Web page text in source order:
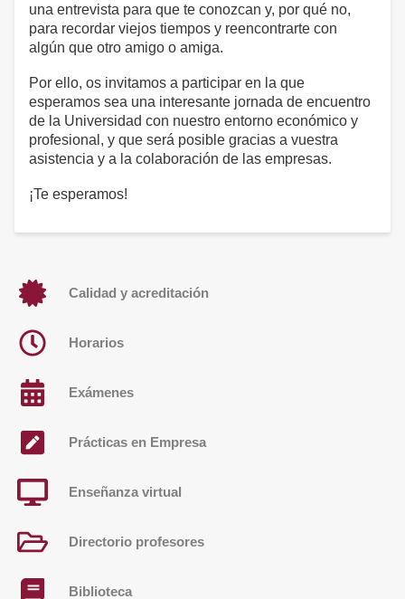
una entrevista para que te conozcan y, por qué no,
para recordar viejos tiempos y reencontrarte con
algún que otro amigo o amiga.
Por ello, os invitamos a participar en la que
esperamos sea una interesante jornada de encuentro
de la Universidad con nuestro entorno económico y
profesional, y que será posible gracias a vuestra
asistencia y a la colaboración de las empresas.
¡Te esperamos!
Calidad y acreditación
Horarios
Exámenes
Prácticas en Empresa
Enseñanza virtual
Directorio profesores
Biblioteca